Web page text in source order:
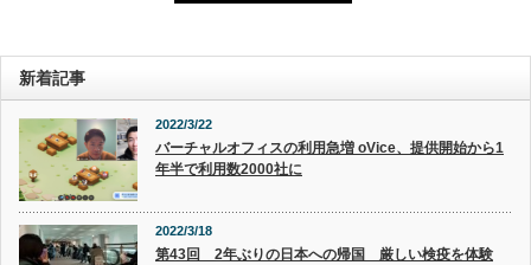
新着記事
2022/3/22
バーチャルオフィスの利用急増 oVice、提供開始から1
年半で利用数2000社に
2022/3/18
第43回 2年ぶりの日本への帰国 厳しい検疫を体験